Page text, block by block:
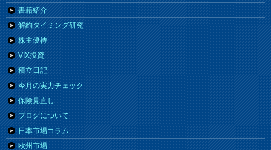
書籍紹介
解約タイミング研究
株主優待
VIX投資
積立日記
今月の実力チェック
保険見直し
ブログについて
日本市場コラム
欧州市場